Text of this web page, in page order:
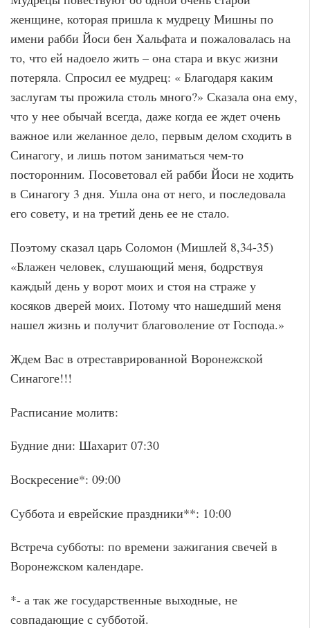
женщине, которая пришла к мудрецу Мишны по
имени рабби Йоси бен Хальфата и пожаловалась на
то, что ей надоело жить – она стара и вкус жизни
потеряла. Спросил ее мудрец: « Благодаря каким
заслугам ты прожила столь много?» Сказала она ему,
что у нее обычай всегда, даже когда ее ждет очень
важное или желанное дело, первым делом сходить в
Синагогу, и лишь потом заниматься чем-то
посторонним. Посоветовал ей рабби Йоси не ходить
в Синагогу 3 дня. Ушла она от него, и последовала
его совету, и на третий день ее не стало.
Поэтому сказал царь Соломон (Мишлей 8,34-35)
«Блажен человек, слушающий меня, бодрствуя
каждый день у ворот моих и стоя на страже у
косяков дверей моих. Потому что нашедший меня
нашел жизнь и получит благоволение от Господа.»
Ждем Вас в отреставрированной Воронежской
Синагоге!!!
Расписание молитв:
Будние дни: Шахарит 07:30
Воскресение*: 09:00
Суббота и еврейские праздники**: 10:00
Встреча субботы: по времени зажигания свечей в
Воронежском календаре.
*- а так же государственные выходные, не
совпадающие с субботой.